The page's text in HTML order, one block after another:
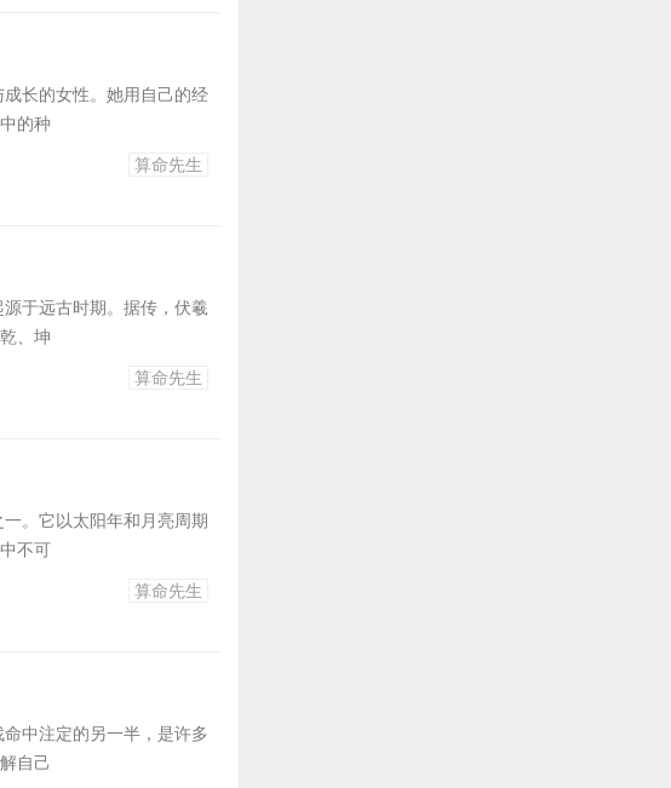
长的女性。她用自己的经
的种
算命先生
于远古时期。据传，伏羲
、坤
算命先生
。它以太阳年和月亮周期
不可
算命先生
中注定的另一半，是许多
自己